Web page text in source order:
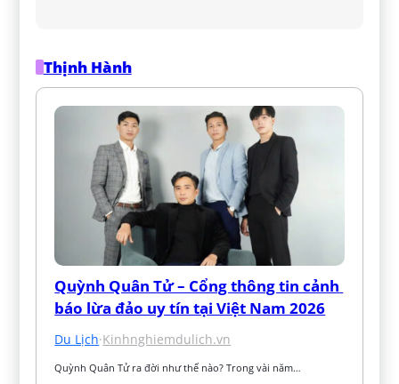
Thịnh Hành
Quỳnh Quân Tử – Cổng thông tin cảnh
báo lừa đảo uy tín tại Việt Nam 2026
Du Lịch·Kinhnghiemdulich.vn
Quỳnh Quân Tử ra đời như thế nào? Trong vài năm…